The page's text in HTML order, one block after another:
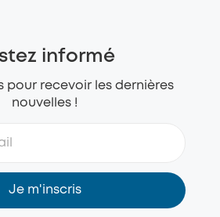
informé
pour recevoir les dernières
nouvelles !
Je m'inscris